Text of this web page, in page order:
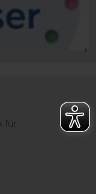
für